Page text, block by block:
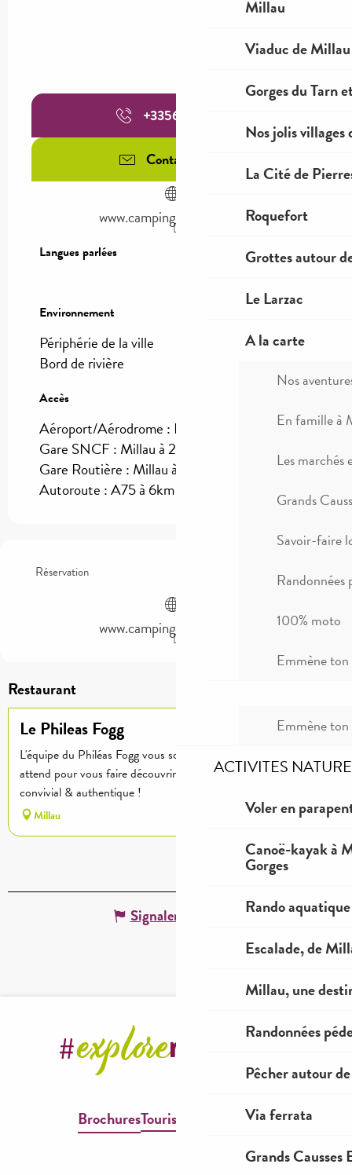
Millau
Viaduc de Millau
Gorges du Tarn
Nos jolis villages
La Cité de
Roquefort
Grottes autour
Le Larzac
A la carte
Nos
En famille à
Les marchés
Grands
Savoir-faire
Randonnées
100% moto
Emmène
Emmène
ACTIVITES NATURE
Voler en
Canoë-kayak à
Gorges
Rando
Escalade, de
Millau, une
Randonnées
Pêcher autour
Via ferrata
Grands Causses
+335657212
Contactez-nous
www.campingmillauplage.fr
Langues parlées
Langues parlées
Environnement
Environnement
Périphérie de la ville
Bord de rivière
Accès
Accès
Aéroport/Aérodrome : Rodez à 70km
Gare SNCF : Millau à 2km
Gare Routière : Millau à 2km
Autoroute : A75 à 6km
Réservation
www.campingmillauplage.fr
Restaurant
32€
Le Phileas Fogg
L'équipe du Philéas Fogg vous souhaite la bienvenue et vous
attend pour vous faire découvrir sa carte dans un cadre
convivial & authentique !
Millau
Signaler une erreur
BrochuresTourisme & Handicap